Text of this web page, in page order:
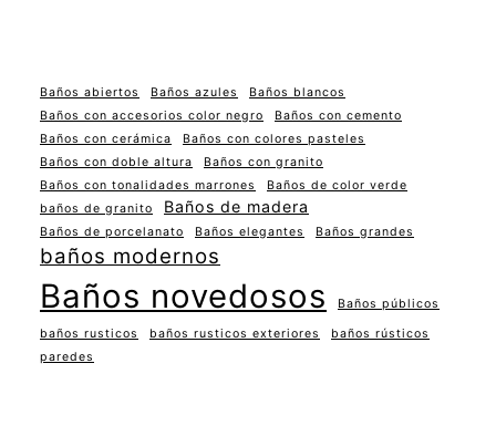
Baños abiertos Baños azules
Baños blancos
Baños con accesorios color negro
Baños con cemento
Baños con cerámica
Baños con colores pasteles
Baños con doble altura
Baños con granito
Baños con tonalidades marrones
Baños de color verde
baños de granito
Baños de madera
Baños de porcelanato Baños elegantes Baños grandes
baños modernos
Baños novedosos Baños públicos
baños rusticos baños rusticos exteriores
baños rústicos
paredes